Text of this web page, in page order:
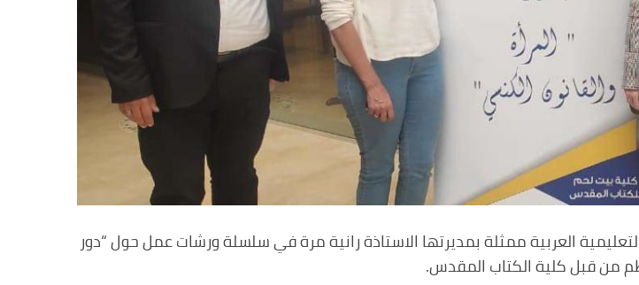
العربية ممثلة بمديرتها الاستاذة رانية مرة في سلسلة ورشات عمل حول “دور
من قبل كلية الكتاب المقدس.